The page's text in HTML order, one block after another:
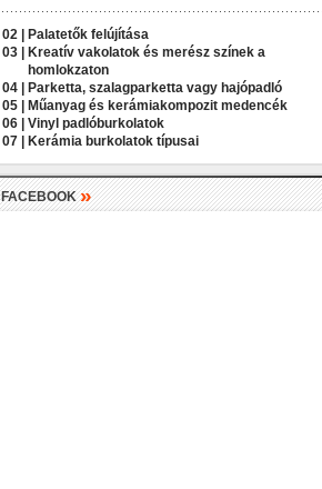
02 |
Palatetők felújítása
03 |
Kreatív vakolatok és merész színek a
homlokzaton
04 |
Parketta, szalagparketta vagy hajópadló
05 |
Műanyag és kerámiakompozit medencék
06 |
Vinyl padlóburkolatok
07 |
Kerámia burkolatok típusai
FACEBOOK»